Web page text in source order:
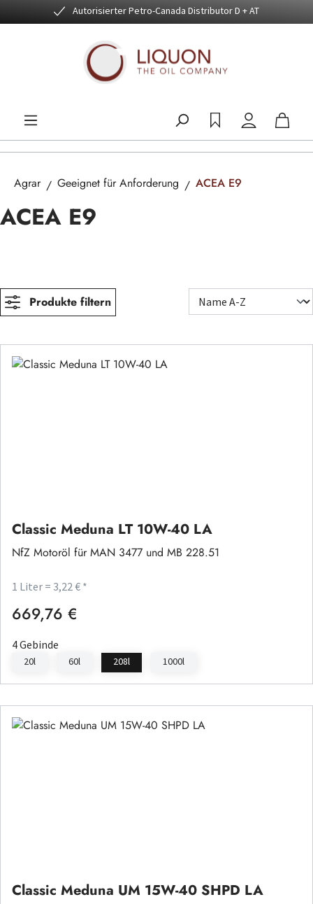
Zum Hauptinhalt springenAutorisierter Petro-Canada Distributor D + AT
Agrar Geeignet für Anforderung ACEA E9
ACEA E9
Produkte filtern
Classic Meduna LT 10W-40 LA
NfZ Motoröl für MAN 3477 und MB 228.51
1 Liter = 3,22 € *
Regulärer Preis:
669,76 €
4 Gebinde
20l 60l 208l 1000l
Classic Meduna UM 15W-40 SHPD LA